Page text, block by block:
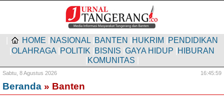
HOME NASIONAL BANTEN HUKRIM PENDIDIKAN
OLAHRAGA POLITIK BISNIS GAYA HIDUP HIBURAN
KOMUNITAS
Sabtu, 8 Agustus 2026 16:46:00
Beranda » Banten